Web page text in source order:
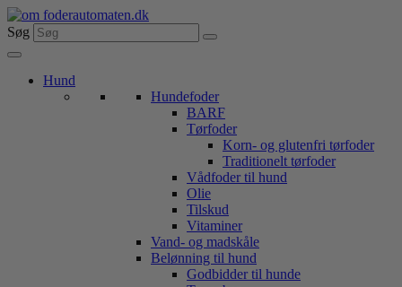
Videre
til
indhold
Søg
Hund
Hundefoder
BARF
Tørfoder
Korn- og glutenfri tørfoder
Traditionelt tørfoder
Vådfoder til hund
Olie
Tilskud
Vitaminer
Vand- og madskåle
Belønning til hund
Godbidder til hunde